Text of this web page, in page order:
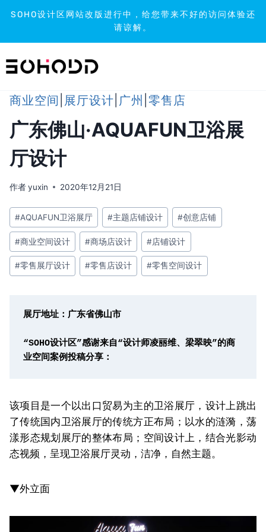
SOHO设计区网站改版进行中，给您带来不好的访问体验还
请谅解。
到
商业空间 展厅设计 广州 零售店
广东佛山·AQUAFUN卫浴展
厅设计
作者yuxin 2020年12月21日
文
章
标
签：
#AQUAFUN卫浴展厅 #主题店铺设计 #创意店铺
#商业空间设计 #商场店设计 #店铺设计
#零售展厅设计 #零售店设计 #零售空间设计
展厅地址：广东省佛山市
“SOHO设计区”感谢来自“设计师凌丽维、梁翠映”的商
业空间案例投稿分享：
该项目是一个以出口贸易为主的卫浴展厅，设计上跳出
了传统国内卫浴展厅的传统方正布局；以水的涟漪，荡
漾形态规划展厅的整体布局；空间设计上，结合光影动
态视频，呈现卫浴展厅灵动，洁净，自然主题。
▼外立面